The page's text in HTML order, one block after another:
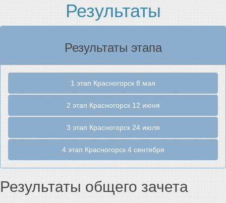
Результаты
Результаты этапа
1 этап Красногорск 8 мая
2 этап Красногорск 12 июня
3 этап Красногорск 24 июля
4 этап Красногорск 4 сентября
Результаты общего зачета